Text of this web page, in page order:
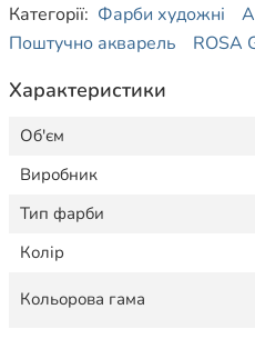
Категорії: Фарби художні
Поштучно акварель
ROSA
Характеристики
Об'єм
Виробник
Тип фарби
Колір
Кольорова гама